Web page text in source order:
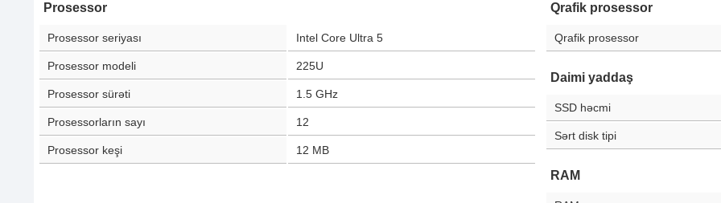
Prosessor
Prosessor seriyası Intel Core Ultra 5
Prosessor modeli 225U
Prosessor sürəti 1.5 GHz
Prosessorların sayı 12
Prosessor keşi 12 MB
Qrafik prosessor
Qrafik prosessor
Daimi yaddaş
SSD həcmi
Sərt disk tipi
RAM